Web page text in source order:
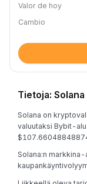
Valor de hoy
Cambio
Tietoja: Solana
Solana on
valuutaksi Bybit-
Solana:n